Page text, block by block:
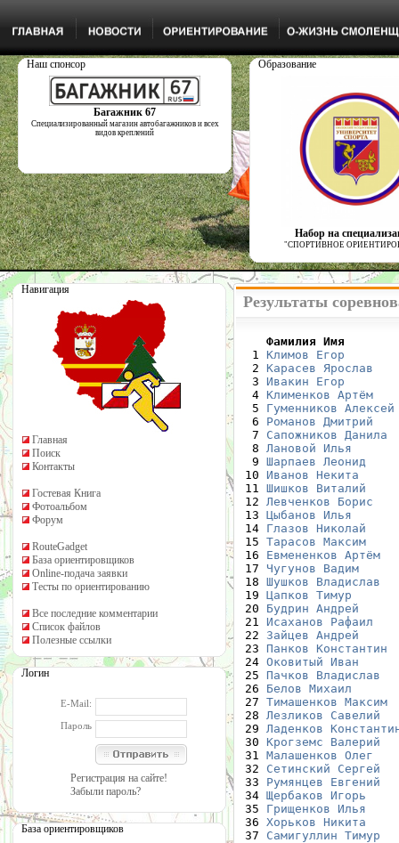
Наш спонсор
Багажник 67
Специализированный магазин автобагажников и всех
видов креплений
Образование
Набор на
"СПОРТИВНОЕ
Навигация
Главная
Поиск
Контакты
Гостевая Книга
Фотоальбом
Форум
RouteGadget
База ориентировщиков
Online-подача заявки
Тесты по ориентированию
Все последние комментарии
Список файлов
Полезные ссылки
Логин
E-Mail:
Пароль
Регистрация на сайте!
Забыли пароль?
База ориентировщиков
Результаты
Фамилия Имя
1 Климов Егор
  2
Карасев Ярослав
  3
Ивакин Егор
  4
Клименков Артём
  5
Гуменников Алексей
  6
Романов Дмитрий
  7
Сапожников Данила
  8
Лановой Илья
  9
Шарпаев Леонид
10 Иванов Некита
11 Шишков Виталий
12 Левченков Борис
13 Цыбанов Илья
14 Глазов Николай
15 Тарасов Максим
16 Евмененков Артём
17 Чугунов Вадим
18 Шушков Владислав
19 Цапков Тимур
20 Будрин Андрей
21 Исаханов Рафаил
22 Зайцев Андрей
23 Панков Константин
24 Оковитый Иван
25 Пачков Владислав
26 Белов Михаил
27 Тимашенков Максим
28 Лезликов Савелий
29 Ладенков
30 Крогземс Валерий
31 Малашенков Олег
32 Сетинский Сергей
33 Румянцев Евгений
34 Щербаков Игорь
35 Грищенков Илья
36 Хорьков Никита
37 Самигуллин Тимур